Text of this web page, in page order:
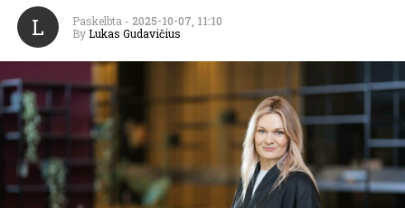
L Paskelbta - 2025-10-07, 11:10
By Lukas Gudavičius